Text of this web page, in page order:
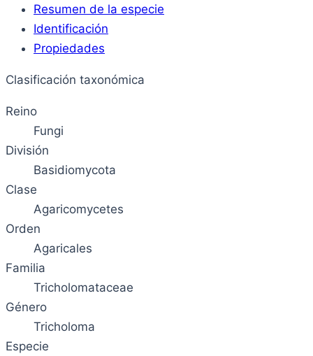
Resumen de la especie
Identificación
Propiedades
Clasificación taxonómica
Reino
Fungi
División
Basidiomycota
Clase
Agaricomycetes
Orden
Agaricales
Familia
Tricholomataceae
Género
Tricholoma
Especie